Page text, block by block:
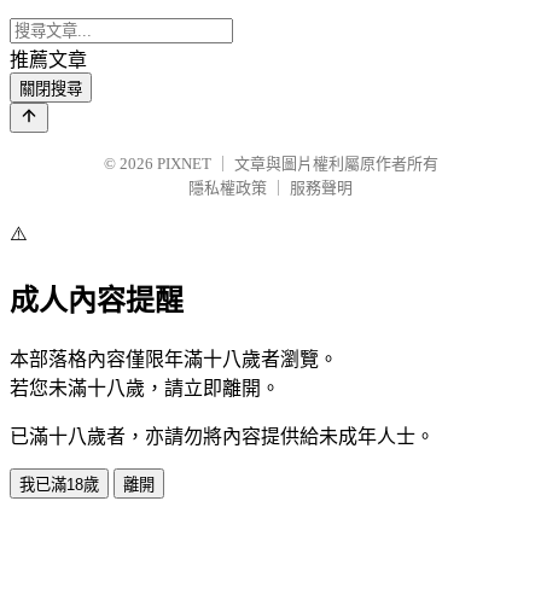
推薦文章
關閉搜尋
© 2026 PIXNET
文章與圖片權利屬原作者所有
隱私權政策
服務聲明
⚠️
成人內容提醒
本部落格內容僅限年滿十八歲者瀏覽。
若您未滿十八歲，請立即離開。
已滿十八歲者，亦請勿將內容提供給未成年人士。
我已滿18歲 離開